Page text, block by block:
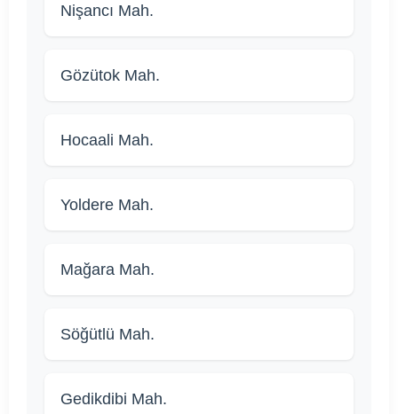
Nişancı Mah.
Gözütok Mah.
Hocaali Mah.
Yoldere Mah.
Mağara Mah.
Söğütlü Mah.
Gedikdibi Mah.